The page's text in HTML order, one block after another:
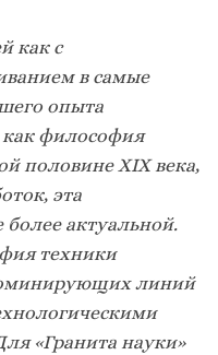
как с
в самые
опыта
как философия
половине ХIХ века,
эта
более актуальной.
техники
линий
«Гранита науки»